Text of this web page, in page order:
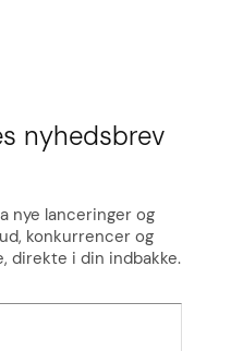
nyhedsbrev
nye lanceringer og
konkurrencer og
direkte i din indbakke.